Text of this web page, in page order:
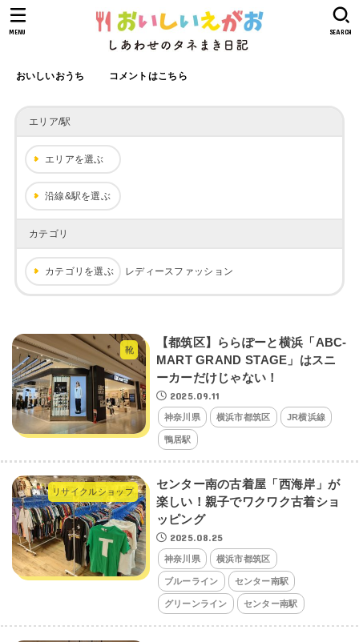
おいしいおうち コメントはこちら
SEARCH
MENU
エリア/駅
エリアを選ぶ
沿線&駅を選ぶ
カテゴリ
カテゴリを選ぶ レディースファッション
靴
【都筑区】ららぽーと横浜「ABC-
MART GRAND STAGE」はスニ
ーカーだけじゃない！
2025.09.11
神奈川県 横浜市都筑区 JR横浜線
鴨居駅
リサイクルショップ
センター南の古着屋「西海岸」が
楽しい！親子でワクワク古着ショ
ッピング
2025.08.25
神奈川県 横浜市都筑区
ブルーライン センター南駅
グリーンライン センター南駅